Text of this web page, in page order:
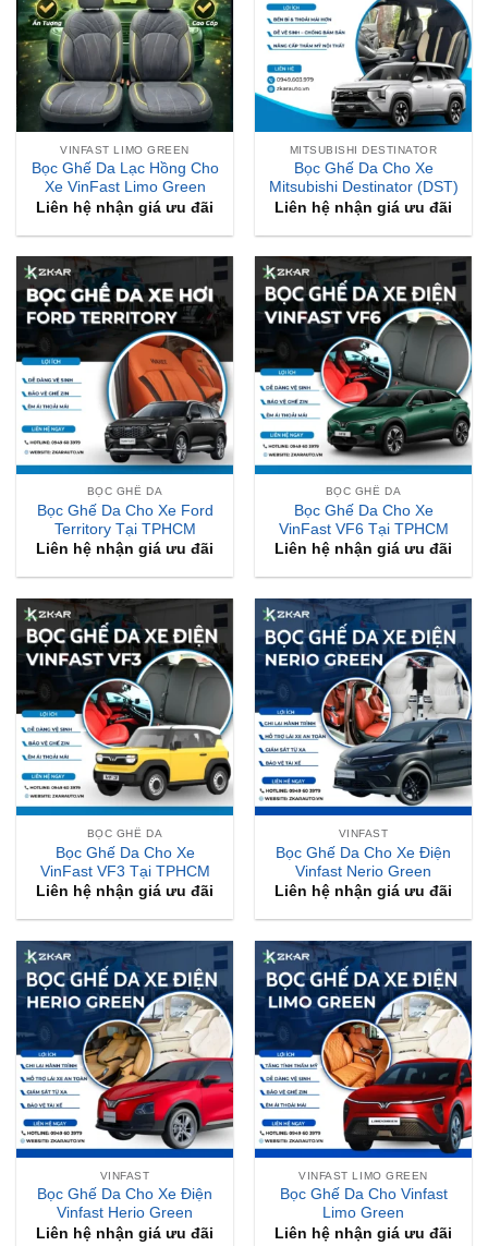
VINFAST LIMO GREEN
Bọc Ghế Da Lạc Hồng Cho
Xe VinFast Limo Green
Liên hệ nhận giá ưu đãi
MITSUBISHI DESTINATOR
Bọc Ghế Da Cho Xe
Mitsubishi Destinator (DST)
Liên hệ nhận giá ưu đãi
BỌC GHẾ DA
Bọc Ghế Da Cho Xe Ford
Territory Tại TPHCM
Liên hệ nhận giá ưu đãi
BỌC GHẾ DA
Bọc Ghế Da Cho Xe
VinFast VF6 Tại TPHCM
Liên hệ nhận giá ưu đãi
BỌC GHẾ DA
Bọc Ghế Da Cho Xe
VinFast VF3 Tại TPHCM
Liên hệ nhận giá ưu đãi
VINFAST
Bọc Ghế Da Cho Xe Điện
Vinfast Nerio Green
Liên hệ nhận giá ưu đãi
VINFAST
Bọc Ghế Da Cho Xe Điện
Vinfast Herio Green
Liên hệ nhận giá ưu đãi
VINFAST LIMO GREEN
Bọc Ghế Da Cho Vinfast
Limo Green
Liên hệ nhận giá ưu đãi